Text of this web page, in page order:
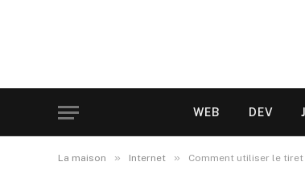
WEB DEV
La maison » Internet » Comment utiliser le